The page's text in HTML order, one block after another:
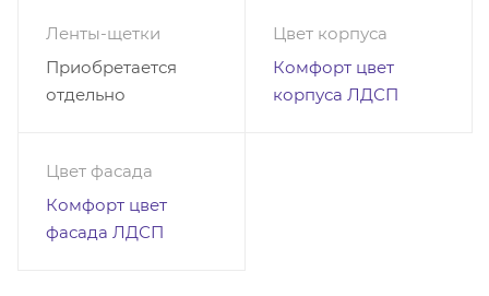
Ленты-щетки
Приобретается
отдельно
Цвет корпуса
Комфорт цвет
корпуса ЛДСП
Цвет фасада
Комфорт цвет
фасада ЛДСП